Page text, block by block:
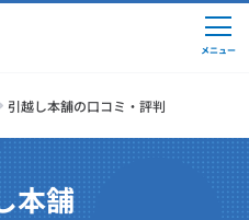
メニュー
引越し本舗の口コミ・評判
本舗